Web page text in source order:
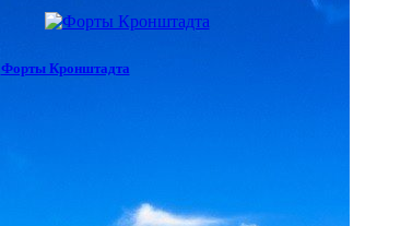
Форты Кронштадта